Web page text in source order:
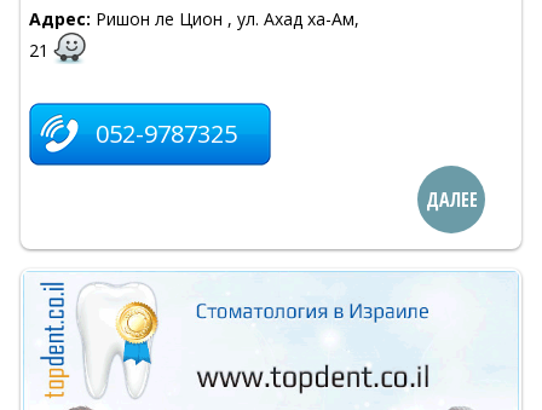
Адрес: Ришон ле Цион , ул. Ахад ха-Ам,
21
052-9787325
ДАЛЕЕ